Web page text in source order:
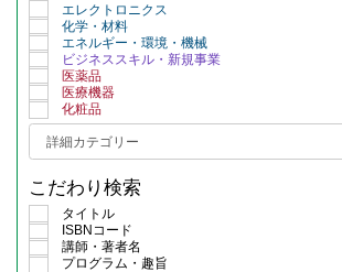
エレクトロニクス
化学・材料
エネルギー・環境・機械
ビジネススキル・新規事業
医薬品
医療機器
化粧品
こだわり検索
タイトル
ISBNコード
講師・著者名
プログラム・趣旨